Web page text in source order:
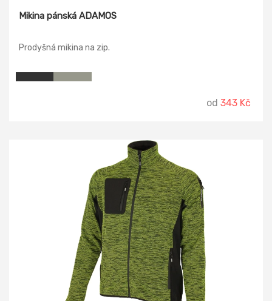
Mikina pánská ADAMOS
Prodyšná mikina na zip.
od 343 Kč